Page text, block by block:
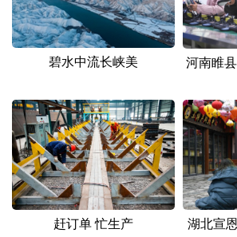
碧水中流长峡美
河南睢
赶订单 忙生产 湖北宣